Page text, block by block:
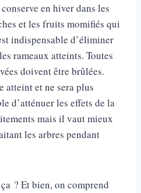
en hiver dans les
et les fruits momifiés qui
indispensable d’éliminer
rameaux atteints. Toutes
doivent être brûlées.
atteint et ne sera plus
d’atténuer les effets de la
mais il vaut mieux
les arbres pendant
? Et bien, on comprend